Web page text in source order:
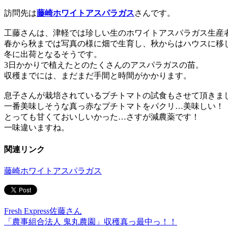
訪問先は藤崎ホワイトアスパラガスさんです。
工藤さんは、津軽では珍しい生のホワイトアスパラガス生産
春から秋までは写真の様に畑で生育し、秋からはハウスに移
冬に出荷となるそうです。
3日かかりで植えたとのたくさんのアスパラガスの苗。
収穫までには、まだまだ手間と時間がかかります。
息子さんが栽培されているプチトマトの試食もさせて頂きま
一番美味しそうな真っ赤なプチトマトをパクリ…美味しい！
とっても甘くておいしいかった…さすが減農薬です！
一味違いますね。
関連リンク
藤崎ホワイトアスパラガス
Fresh Express佐藤さん
「農事組合法人 鬼丸農園」収穫真っ最中っ！！